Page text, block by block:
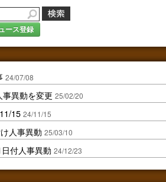
ース登録
24/07/08
異動を変更 25/02/20
15 24/11/15
人事異動 25/03/10
付人事異動 24/12/23